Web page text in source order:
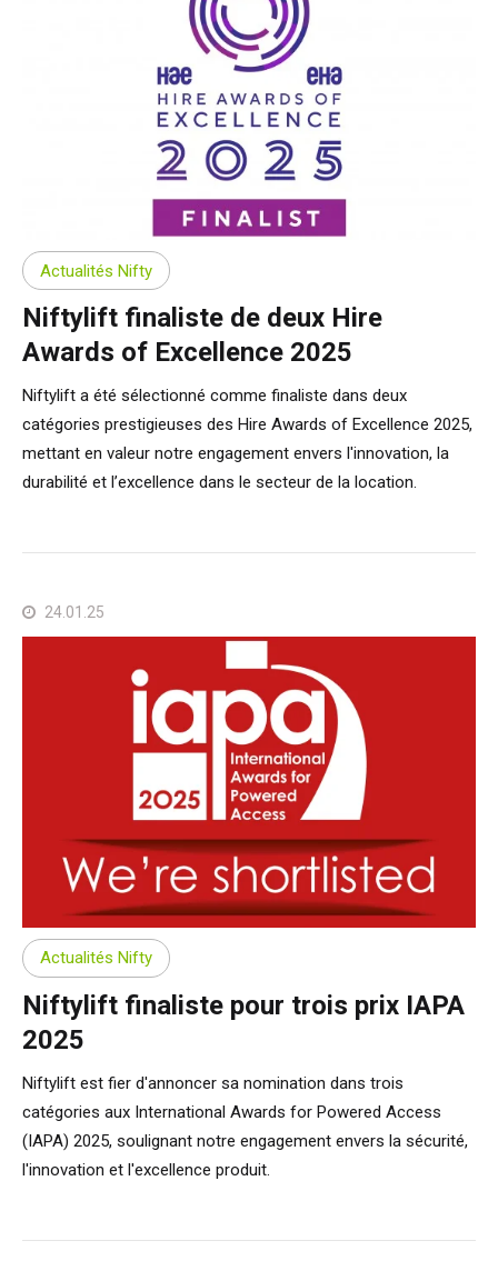
Actualités Nifty
Niftylift finaliste de deux Hire
Awards of Excellence 2025
Niftylift a été sélectionné comme finaliste dans deux
catégories prestigieuses des Hire Awards of Excellence 2025,
mettant en valeur notre engagement envers l'innovation, la
durabilité et l’excellence dans le secteur de la location.
24.01.25
Actualités Nifty
Niftylift finaliste pour trois prix IAPA
2025
Niftylift est fier d'annoncer sa nomination dans trois
catégories aux International Awards for Powered Access
(IAPA) 2025, soulignant notre engagement envers la sécurité,
l'innovation et l'excellence produit.